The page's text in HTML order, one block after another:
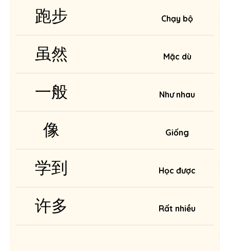
跑步 Chạy bộ
虽然 Mặc dù
一般 Như nhau
像 Giống
学到 Học được
许多 Rất nhiều